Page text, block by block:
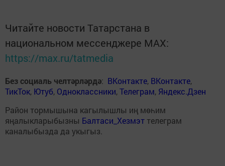
Читайте новости Татарстана в
национальном мессенджере MАХ:
https://max.ru/tatmedia
Без социаль челтәрләрдә: ВКонтакте, ВКонтакте,
ТикТок, Ютуб, Одноклассники,Телеграм, Яндекс.Дзен
Район тормышына кагылышлы иң мөһим
яңалыкларыбызны Балтаси_Хезмэт телеграм
каналыбызда да укыгыз.